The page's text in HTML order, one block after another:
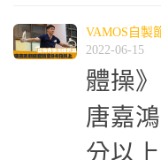
VAMOS自製
2022-06-15
體操
唐嘉
分以上